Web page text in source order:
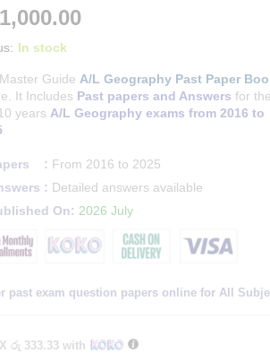
1,000.00
In stock
Guide A/L Geography Past Paper
It Includes Past papers and Answers for
years A/L Geography exams from 2016 to
: From 2016 to 2025
: Detailed answers available
On: 2026 July
past exam question papers online for All
රු 333.33 with